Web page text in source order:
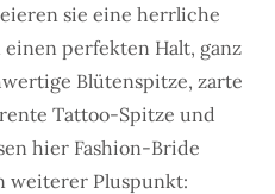
sie eine herrliche
perfekten Halt, ganz
Blütenspitze, zarte
Tattoo-Spitze und
hier Fashion-Bride
weiterer Pluspunkt: